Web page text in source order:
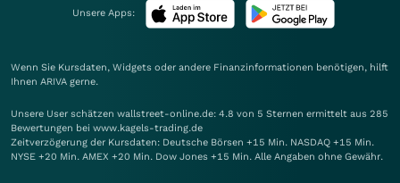
Unsere Apps:
Wenn Sie Kursdaten, Widgets oder andere Finanzinformationen benötigen, hilft
Ihnen ARIVA gerne.
Unsere User schätzen wallstreet-online.de: 4.8 von 5 Sternen ermittelt aus 285
Bewertungen bei www.kagels-trading.de
Zeitverzögerung der Kursdaten: Deutsche Börsen +15 Min. NASDAQ +15 Min.
NYSE +20 Min. AMEX +20 Min. Dow Jones +15 Min. Alle Angaben ohne Gewähr.